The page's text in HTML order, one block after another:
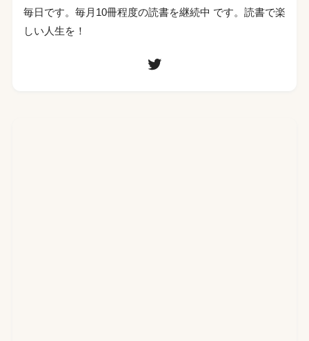
毎日です。毎月10冊程度の読書を継続中 です。読書で楽
しい人生を！